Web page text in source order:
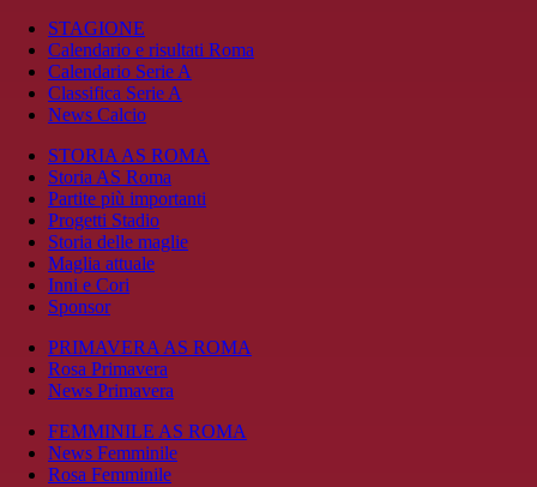
STAGIONE
Calendario e risultati Roma
Calendario Serie A
Classifica Serie A
News Calcio
STORIA AS ROMA
Storia AS Roma
Partite più importanti
Progetti Stadio
Storia delle maglie
Maglia attuale
Inni e Cori
Sponsor
PRIMAVERA AS ROMA
Rosa Primavera
News Primavera
FEMMINILE AS ROMA
News Femminile
Rosa Femminile